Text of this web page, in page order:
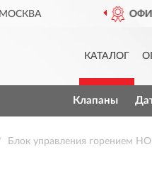
МОСКВАДИЛЕР HONEYWELL
КАТАЛОГ
Клапаны
Блок управления горением